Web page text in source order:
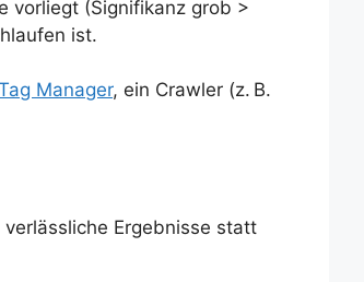
vorliegt (Signifikanz grob >
ist.
Manager, ein Crawler (z. B.
Ergebnisse statt